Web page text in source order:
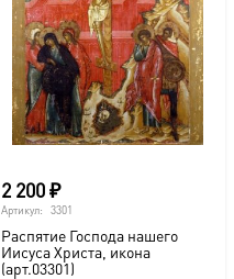
2 200₽
Артикул: 3301
Распятие Господа нашего
Иисуса Христа, икона
(арт.03301)